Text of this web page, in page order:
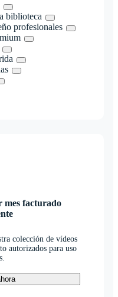
biblioteca
profesionales
mes facturado
colección de vídeos
autorizados para uso